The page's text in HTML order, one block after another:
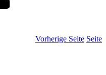
Vorherige Seite Seite